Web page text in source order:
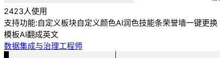
2423人使用
支持功能:自定义板块自定义颜色AI润色技能条荣誉墙一键更换
模板AI翻成英文
数据集成与治理工程师